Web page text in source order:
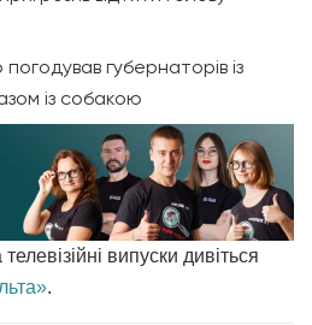
губернаторів із
із собакою
випуски дивіться
.